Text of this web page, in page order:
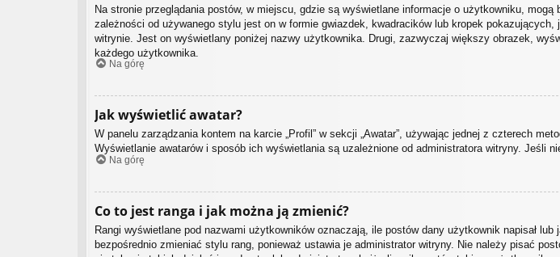
Na stronie przeglądania postów, w miejscu, gdzie są wyświetlane informacje o użytkowniku,
zależności od używanego stylu jest on w formie gwiazdek, kwadracików lub kropek
witrynie. Jest on wyświetlany poniżej nazwy użytkownika. Drugi, zazwyczaj większy obrazek,
każdego użytkownika.
Na górę
Jak wyświetlić awatar?
W panelu zarządzania kontem na karcie „Profil” w sekcji „Awatar”, używając jednej z czterech
Wyświetlanie awatarów i sposób ich wyświetlania są uzależnione od administratora witryny. Jeśli
Na górę
Co to jest ranga i jak można ją zmienić?
Rangi wyświetlane pod nazwami użytkowników oznaczają, ile postów dany użytkownik napisał
bezpośrednio zmieniać stylu rang, ponieważ ustawia je administrator witryny. Nie należy pisać